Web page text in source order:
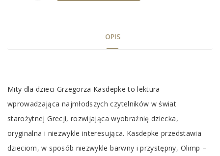
OPIS
Tab
Article
Mity dla dzieci Grzegorza Kasdepke to lektura
wprowadzająca najmłodszych czytelników w świat
starożytnej Grecji, rozwijająca wyobraźnię dziecka,
oryginalna i niezwykle interesująca. Kasdepke przedstawia
dzieciom, w sposób niezwykle barwny i przystępny, Olimp –